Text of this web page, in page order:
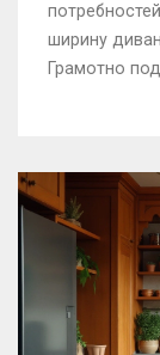
ширину
Грамотно
диван для